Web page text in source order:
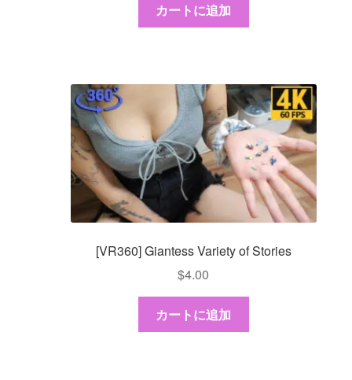
カートに追加
[VR360] Giantess Variety of Stories
$4.00
カートに追加